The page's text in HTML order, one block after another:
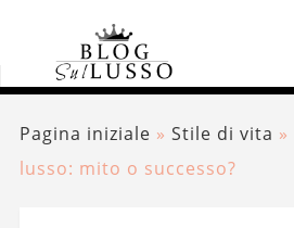
Pagina iniziale » Stile di vita »
lusso: mito o successo?